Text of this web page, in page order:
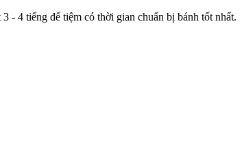
- 4 tiếng để tiệm có thời gian chuẩn bị bánh tốt nhất.